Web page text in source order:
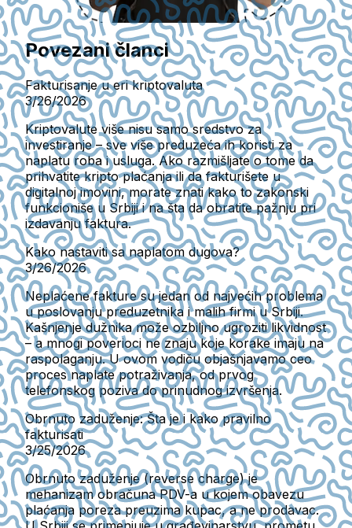
Povezani članci
Fakturisanje u eri kriptovaluta
3/26/2026
Kriptovalute više nisu samo sredstvo za
investiranje – sve više preduzeća ih koristi za
naplatu roba i usluga. Ako razmišljate o tome da
prihvatite kripto plaćanja ili da fakturišete u
digitalnoj imovini, morate znati kako to zakonski
funkcioniše u Srbiji i na šta da obratite pažnju pri
izdavanju faktura.
Kako nastaviti sa naplatom dugova?
3/26/2026
Neplaćene fakture su jedan od najvećih problema
u poslovanju preduzetnika i malih firmi u Srbiji.
Kašnjenje dužnika može ozbiljno ugroziti likvidnost
– a mnogi poverioci ne znaju koje korake imaju na
raspolaganju. U ovom vodiču objašnjavamo ceo
proces naplate potraživanja, od prvog
telefonskog poziva do prinudnog izvršenja.
Obrnuto zaduženje: Šta je i kako pravilno
fakturisati
3/25/2026
Obrnuto zaduženje (reverse charge) je
mehanizam obračuna PDV-a u kojem obavezu
plaćanja poreza preuzima kupac, a ne prodavac.